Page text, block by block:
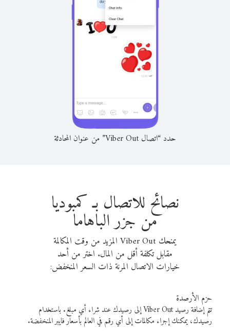
حدد “اتصال Viber Out” من عنوان المحادثة
نصائح للاتصال بـ كمبوديا
من جزر الباهاما
يمنحك Viber Out المزيد من وقت المكالمة
مقابل تكلفة أقل من المال. اختر من أحد
خيارات الاتصال المرنة ذات السعر المنخفض:
حزم الأرصدة
تتم إضافة رصيد Viber Out إلى رصيدك عند شراء أي مبلغ. باستخدام
رصيدك، يمكنك إجراء مكالمات إلى أي رقم في العالم بأسعار فايبر المنخفضة.